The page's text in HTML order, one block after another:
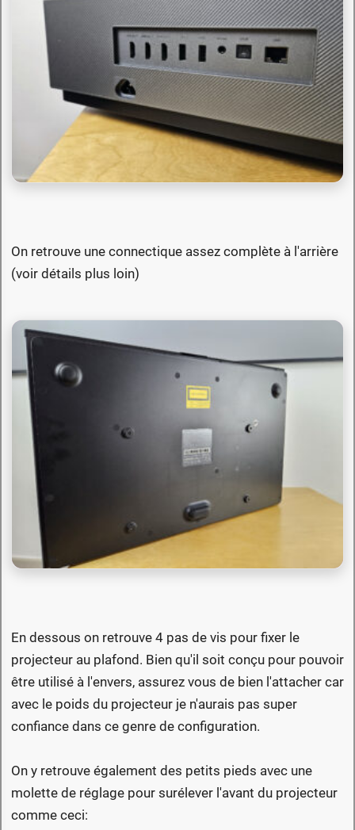
On retrouve une connectique assez complète à l'arrière
(voir détails plus loin)
En dessous on retrouve 4 pas de vis pour fixer le
projecteur au plafond. Bien qu'il soit conçu pour pouvoir
être utilisé à l'envers, assurez vous de bien l'attacher car
avec le poids du projecteur je n'aurais pas super
confiance dans ce genre de configuration.
On y retrouve également des petits pieds avec une
molette de réglage pour surélever l'avant du projecteur
comme ceci: